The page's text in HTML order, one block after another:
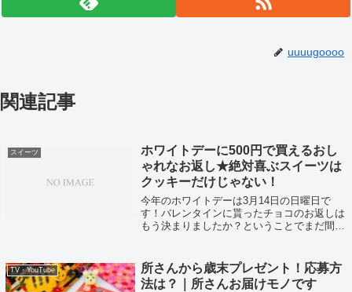
uuuugoooo
関連記事
スイーツ
ホワイトデーに500円で買えるおし
ゃれなお返し★絶対喜ぶスイーツは
クッキーだけじゃない！
今年のホワイトデーは3月14日の日曜日で
す！バレンタインに貰ったチョコのお返しは
もう決まりましたか？ということでまだ間に
TV・YouTube
所さんから歳末プレゼント！応募方
法は？｜所さんお届けモノです